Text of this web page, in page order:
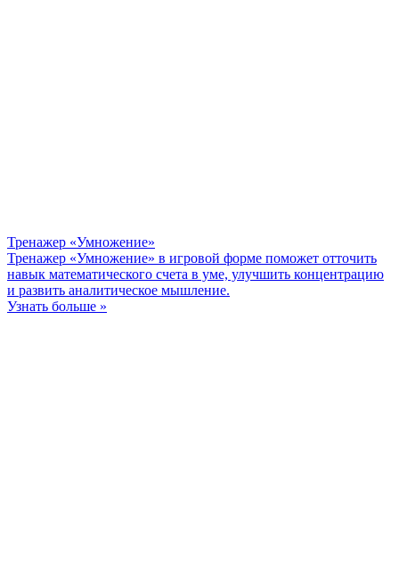
Тренажер «Умножение»
Тренажер «Умножение» в игровой форме поможет отточить
навык математического счета в уме, улучшить концентрацию
и развить аналитическое мышление.
Узнать больше »